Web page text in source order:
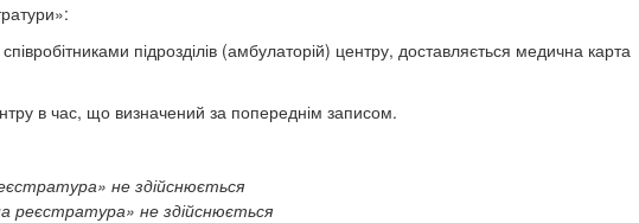
підрозділів (амбулаторій) центру, доставляється медична карта
в час, що визначений за попереднім записом.
» не здійснюється
реєстратура» не здійснюється